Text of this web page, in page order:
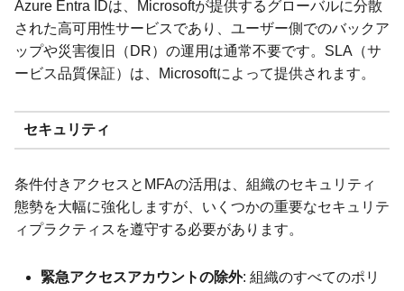
Azure Entra IDは、Microsoftが提供するグローバルに分散
された高可用性サービスであり、ユーザー側でのバックア
ップや災害復旧（DR）の運用は通常不要です。SLA（サ
ービス品質保証）は、Microsoftによって提供されます。
セキュリティ
条件付きアクセスとMFAの活用は、組織のセキュリティ
態勢を大幅に強化しますが、いくつかの重要なセキュリテ
ィプラクティスを遵守する必要があります。
緊急アクセスアカウントの除外: 組織のすべてのポリ